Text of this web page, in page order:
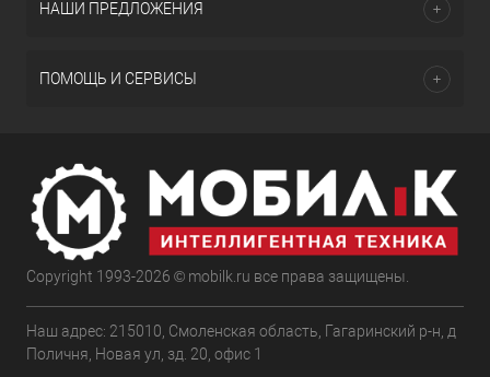
НАШИ ПРЕДЛОЖЕНИЯ
ПОМОЩЬ И СЕРВИСЫ
Copyright 1993-2026 © mobilk.ru все права защищены.
Наш адрес: 215010, Смоленская область, Гагаринский р-н, д
Поличня, Новая ул, зд. 20, офис 1